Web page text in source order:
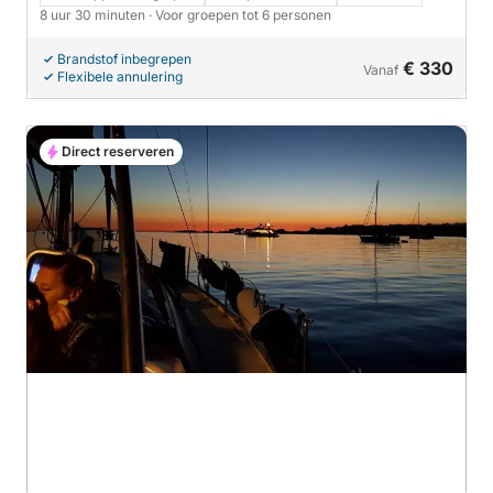
8 uur 30 minuten · Voor groepen tot 6 personen
Brandstof inbegrepen
Flexibele annulering
Vanaf € 330
Direct reserveren